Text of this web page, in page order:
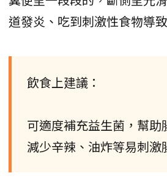
道發炎、吃到刺激性食物導致
飲食上建議：
可適度補充益生菌，幫助
減少辛辣、油炸等易刺激